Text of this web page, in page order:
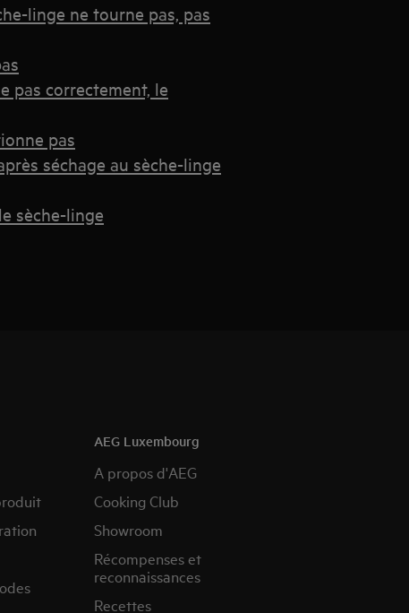
linge ne tourne pas, pas
pas correctement, le
pas
séchage au sèche-linge
sèche-linge
AEG Luxembourg
A propos d'AEG
Cooking Club
Showroom
Récompenses et
reconnaissances
Recettes